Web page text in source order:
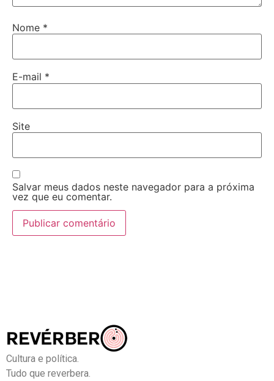
Nome *
E-mail *
Site
Salvar meus dados neste navegador para a próxima
vez que eu comentar.
Cultura e política.
Tudo que reverbera.